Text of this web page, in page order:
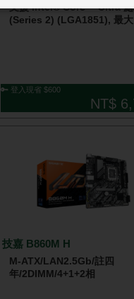
支援 Intel® Core™ Ultra 處
(Series 2) (LGA1851), 最
🔑 登入現省 $600
NT$
技嘉 B860M H
M-ATX/LAN2.5Gb/註四
年/2DIMM/4+1+2相